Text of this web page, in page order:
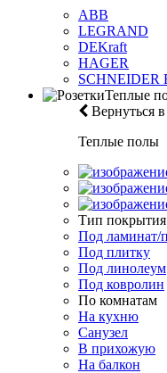
ABB
LEGRAND
DEKraft
HAGER
SCHNEIDER
Теплые
Вернуться
Теплые полы
Тип покрытия
Под ламинат/
Под плитку
Под линолеум
Под ковролин
По комнатам
На кухню
Санузел
В прихожую
На балкон